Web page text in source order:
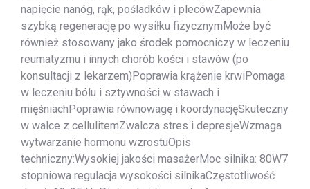
napięcie nanóg, rąk, pośladków i plecówZapewnia
szybką regenerację po wysiłku fizycznymMoże być
również stosowany jako środek pomocniczy w leczeniu
reumatyzmu i innych chorób kości i stawów (po
konsultacji z lekarzem)Poprawia krążenie krwiPomaga
w leczeniu bólu i sztywności w stawach i
mięśniachPoprawia równowagę i koordynacjęSkuteczny
w walce z cellulitemZwalcza stres i depresjeWzmaga
wytwarzanie hormonu wzrostuOpis
techniczny:Wysokiej jakości masażerMoc silnika: 80W7
stopniowa regulacja wysokości silnikaCzęstotliwość